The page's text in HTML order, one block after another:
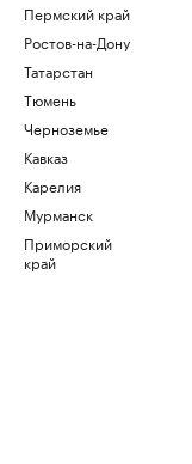
Пермский край
Ростов-на-Дону
Татарстан
Тюмень
Черноземье
Кавказ
Карелия
Мурманск
Приморский
край